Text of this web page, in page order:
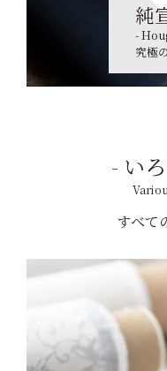
純
-
究極
い
すべて